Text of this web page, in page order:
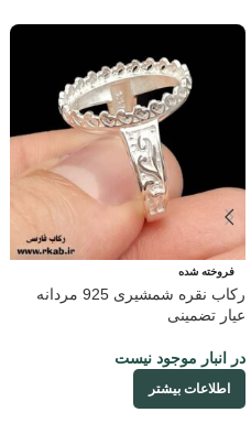
فروخته شده
رکاب نقره شمشیری 925 مردانه
عیار تضمینی
در انبار موجود نیست
اطلاعات بیشتر